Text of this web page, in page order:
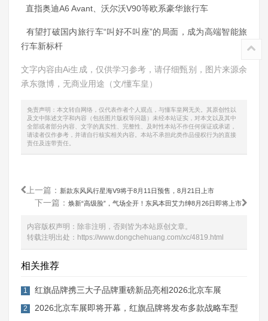
直指奥迪A6 Avant、沃尔沃V90等欧系豪华旅行车
有望打破国内旅行车“叫好不叫座”的局面，成为高端智能旅
行车新标杆
文字内容由Ai生成，仅供学习参考，请仔细甄别，图片来源余
承东微博 ，无商业用途（文/懂车皇）
免责声明：本文转自网络，仅代表作者个人观点，与懂车皇网无关。其原创性以
及文中陈述文字和内容（包括图片版权等问题）未经本站证实，对本文以及其中
全部或者部分内容、文字的真实性、完整性、及时性本站不作任何保证或承诺，
请读者仅作参考，并请自行核实相关内容。本站不承担此类作品侵权行为的直接
责任及连带责任。
上一篇： 新款东风风行星海V9将于8月11日预售，8月21日上市
下一篇： 焕新“高级脸”，气场全开！东风本田艾力绅8月26日即将上市
内容版权声明：除非注明，否则皆为本站原创文章。
转载注明出处： https://www.dongchehuang.com/xc/4819.html
相关推荐
1 红旗品牌携三大子品牌重磅新品亮相2026北京车展
2 2026北京车展即将开幕，红旗品牌将发布多款战略车型